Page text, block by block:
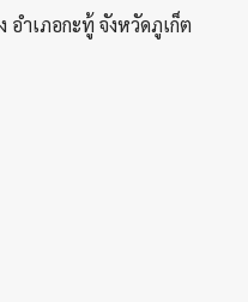
ำเภอกะทู้ จังหวัดภูเก็ต